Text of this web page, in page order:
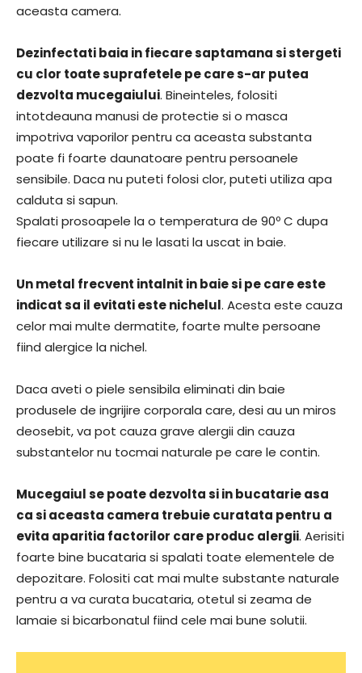
aceasta camera.
Dezinfectati baia in fiecare saptamana si stergeti
cu clor toate suprafetele pe care s-ar putea
dezvolta mucegaiului. Bineinteles, folositi
intotdeauna manusi de protectie si o masca
impotriva vaporilor pentru ca aceasta substanta
poate fi foarte daunatoare pentru persoanele
sensibile. Daca nu puteti folosi clor, puteti utiliza apa
calduta si sapun.
Spalati prosoapele la o temperatura de 90º C dupa
fiecare utilizare si nu le lasati la uscat in baie.
Un metal frecvent intalnit in baie si pe care este
indicat sa il evitati este nichelul. Acesta este cauza
celor mai multe dermatite, foarte multe persoane
fiind alergice la nichel.
Daca aveti o piele sensibila eliminati din baie
produsele de ingrijire corporala care, desi au un miros
deosebit, va pot cauza grave alergii din cauza
substantelor nu tocmai naturale pe care le contin.
Mucegaiul se poate dezvolta si in bucatarie asa
ca si aceasta camera trebuie curatata pentru a
evita aparitia factorilor care produc alergii. Aerisiti
foarte bine bucataria si spalati toate elementele de
depozitare. Folositi cat mai multe substante naturale
pentru a va curata bucataria, otetul si zeama de
lamaie si bicarbonatul fiind cele mai bune solutii.